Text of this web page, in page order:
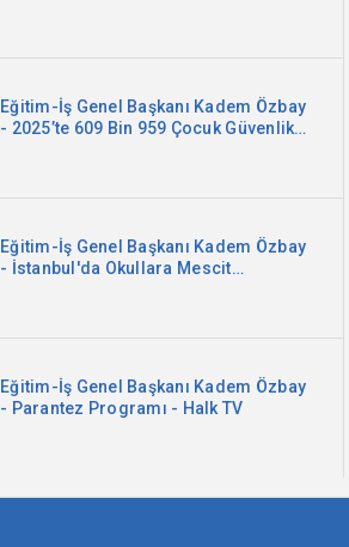
Eğitim-İş Genel Başkanı Kadem Özbay
- 2025’te 609 Bin 959 Çocuk Güvenlik
Eğitim-İş Genel Başkanı Kadem Özbay
- İstanbul'da Okullara Mescit
Eğitim-İş Genel Başkanı Kadem Özbay
- Parantez Programı - Halk TV